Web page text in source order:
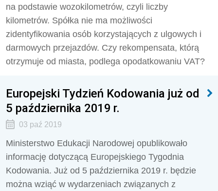
na podstawie wozokilometrów, czyli liczby
kilometrów. Spółka nie ma możliwości
zidentyfikowania osób korzystających z ulgowych i
darmowych przejazdów. Czy rekompensata, którą
otrzymuje od miasta, podlega opodatkowaniu VAT?
Europejski Tydzień Kodowania już od
5 października 2019 r.
03 paź 2019
Ministerstwo Edukacji Narodowej opublikowało
informację dotyczącą Europejskiego Tygodnia
Kodowania. Już od 5 października 2019 r. będzie
można wziąć w wydarzeniach związanych z